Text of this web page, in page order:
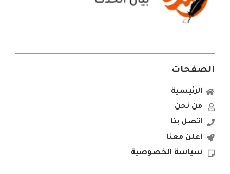
الصفحات
الرئيسية
من نحن
اتصل بنا
اعلن معنا
سياسة الخصوصية